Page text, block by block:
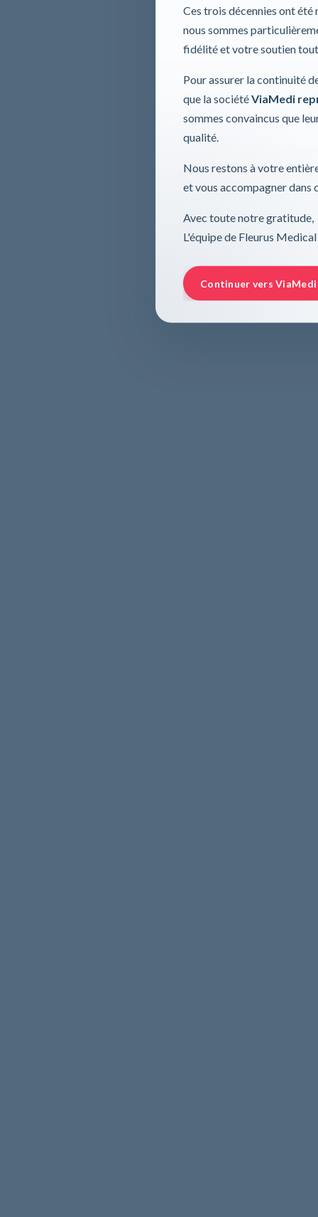
Ces trois décennies ont
nous sommes
fidélité et votre soutien
Pour assurer la continuité
que la sociétéViaMedi
sommes convaincus que
qualité.
Nous restons à votre
et vous accompagner dans
Avec toute notre gratitude,
L'équipe de Fleurus Medical
Continuer vers ViaMedi